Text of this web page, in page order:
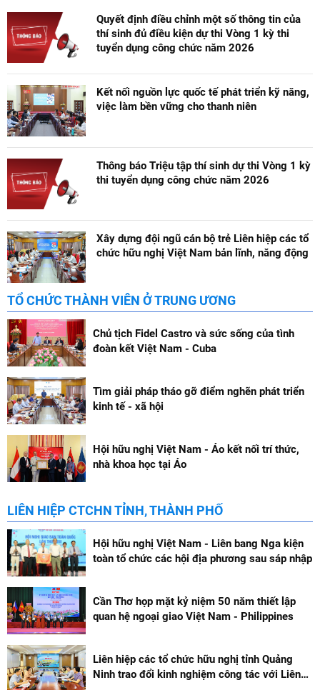
Quyết định điều chỉnh một số thông tin của
thí sinh đủ điều kiện dự thi Vòng 1 kỳ thi
tuyển dụng công chức năm 2026
Kết nối nguồn lực quốc tế phát triển kỹ năng,
việc làm bền vững cho thanh niên
Thông báo Triệu tập thí sinh dự thi Vòng 1 kỳ
thi tuyển dụng công chức năm 2026
Xây dựng đội ngũ cán bộ trẻ Liên hiệp các tổ
chức hữu nghị Việt Nam bản lĩnh, năng động
TỔ CHỨC THÀNH VIÊN Ở TRUNG ƯƠNG
Chủ tịch Fidel Castro và sức sống của tình
đoàn kết Việt Nam - Cuba
Tìm giải pháp tháo gỡ điểm nghẽn phát triển
kinh tế - xã hội
Hội hữu nghị Việt Nam - Áo kết nối trí thức,
nhà khoa học tại Áo
LIÊN HIỆP CTCHN TỈNH, THÀNH PHỐ
Hội hữu nghị Việt Nam - Liên bang Nga kiện
toàn tổ chức các hội địa phương sau sáp nhập
Cần Thơ họp mặt kỷ niệm 50 năm thiết lập
quan hệ ngoại giao Việt Nam - Philippines
Liên hiệp các tổ chức hữu nghị tỉnh Quảng
Ninh trao đổi kinh nghiệm công tác với Liên